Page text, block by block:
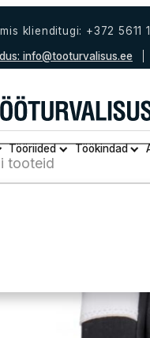
klienditugi: +372 5611
info@tooturvalisus.ee
Tööriided Töökindad